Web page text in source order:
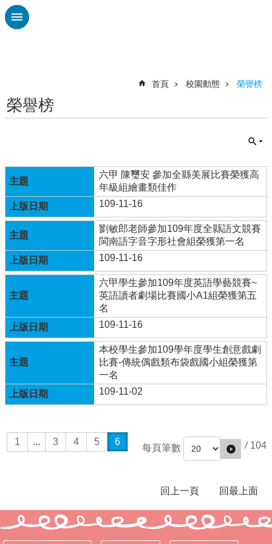
跳到主要內容區塊
認
刊
專
欄
校
動
態
行
處
室
課
程
區
E
化
關
網
頁
首頁 校園動態 榮譽榜
榮譽榜
六甲 陳璽安 參加全縣美展比賽榮獲高
年級組繪畫類佳作
109-11-16
劉敏郎老師參加109年度全縣語文競賽
閩南語字音字形社會組榮獲第一名
109-11-16
六甲學生參加109年度英語學藝競賽~
英語讀者劇場比賽國小A1組榮獲第五
名
109-11-16
本校學生參加109學年度學生創意戲劇
比賽-傳統偶戲類布袋戲國小組榮獲第
一名
109-11-02
1 ... 3 4 5 6
每頁筆數 / 104
回上一頁 回最上面